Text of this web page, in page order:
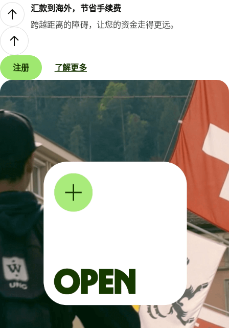
汇款到海外，节省手续费
跨越距离的障碍，让您的资金走得更远。
注册 了解更多